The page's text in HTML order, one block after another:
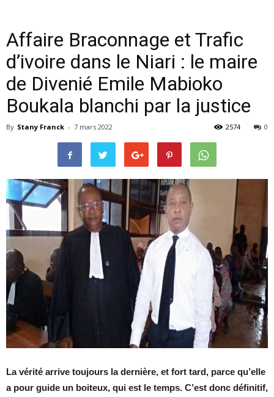
Affaire Braconnage et Trafic
d’ivoire dans le Niari : le maire
de Divenié Emile Mabioko
Boukala blanchi par la justice
By Stany Franck - 7 mars 2022 0
2574
La vérité arrive toujours la dernière, et fort tard, parce qu’elle
a pour guide un boiteux, qui est le temps. C’est donc définitif,